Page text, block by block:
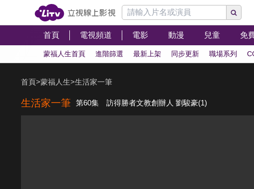
首頁 電視頻道 電影 動漫 兒童 免
蒙福人生首頁 進階篩選 最新上架 同步更新 職場系列
首頁>蒙福人生>生活家一筆
生活家一筆 第60集 訪得勝者文教創辦人 劉駿豪(1)